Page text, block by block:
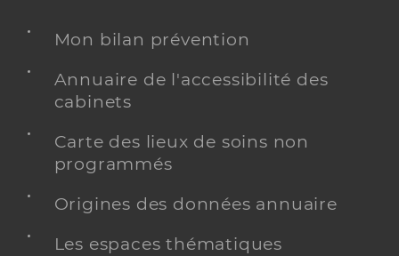
Mon bilan prévention
Annuaire de l'accessibilité des
cabinets
Carte des lieux de soins non
programmés
Origines des données annuaire
Les espaces thématiques